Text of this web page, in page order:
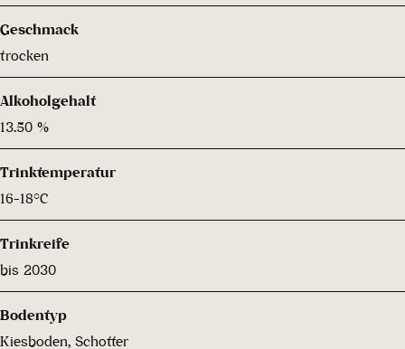
Geschmack
trocken
Alkoholgehalt
13.50 %
Trinktemperatur
16-18°C
Trinkreife
bis 2030
Bodentyp
Kiesboden, Schotter